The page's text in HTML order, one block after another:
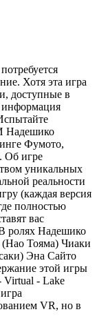
Хотя эта игра
доступные в
информация
Надешико
Фумото,
Об игре
уникальных
реальности
(каждая версия
полностью
вас
ролях Надешико
Тояма) Чиаки
Эна Сайто
этой игры
Virtual - Lake
VR, но в